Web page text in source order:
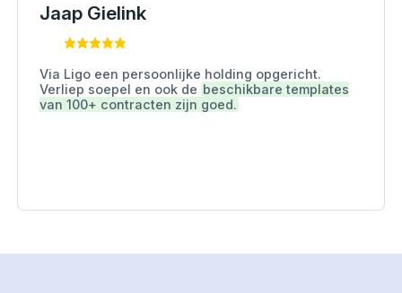
Jaap Gielink
Via Ligo een persoonlijke holding opgericht.
Verliep soepel en ook de beschikbare templates
van 100+ contracten zijn goed.